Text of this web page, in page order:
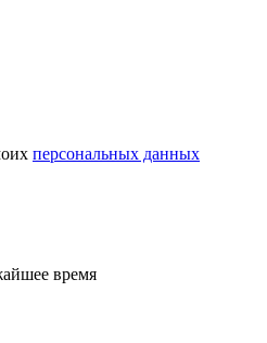
персональных данных
время